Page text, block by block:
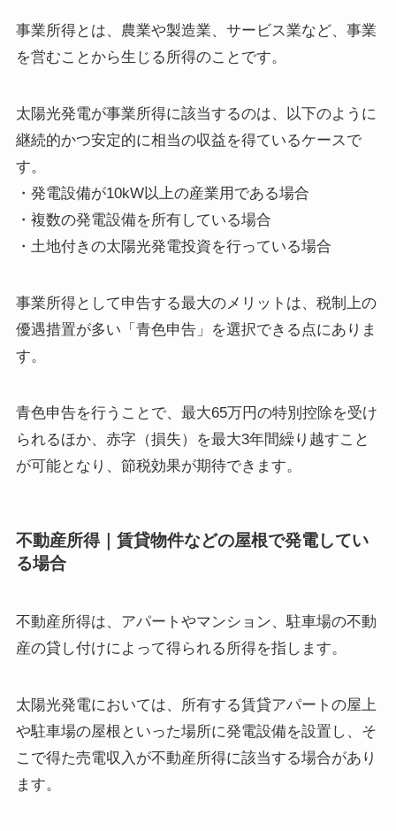
事業所得とは、農業や製造業、サービス業など、事業
を営むことから生じる所得のことです。
太陽光発電が事業所得に該当するのは、以下のように
継続的かつ安定的に相当の収益を得ているケースで
す。
・発電設備が10kW以上の産業用である場合
・複数の発電設備を所有している場合
・土地付きの太陽光発電投資を行っている場合
事業所得として申告する最大のメリットは、税制上の
優遇措置が多い「青色申告」を選択できる点にありま
す。
青色申告を行うことで、最大65万円の特別控除を受け
られるほか、赤字（損失）を最大3年間繰り越すこと
が可能となり、節税効果が期待できます。
不動産所得｜賃貸物件などの屋根で発電してい
る場合
不動産所得は、アパートやマンション、駐車場の不動
産の貸し付けによって得られる所得を指します。
太陽光発電においては、所有する賃貸アパートの屋上
や駐車場の屋根といった場所に発電設備を設置し、そ
こで得た売電収入が不動産所得に該当する場合があり
ます。